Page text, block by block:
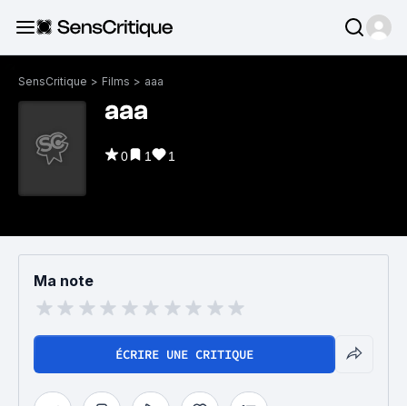
SensCritique > Films > aaa
aaa
0 1 1
Ma note
ÉCRIRE UNE CRITIQUE